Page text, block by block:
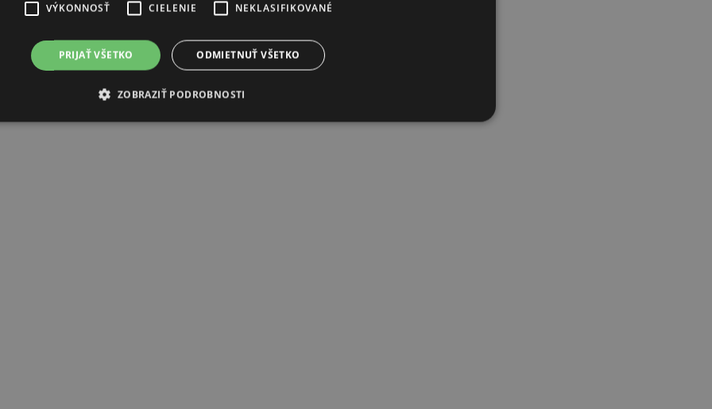
VÝKONNOSŤ CIELENIE NEKLASIFIKOVANÉ
PRIJAŤ VŠETKO ODMIETNUŤ VŠETKO
ZOBRAZIŤ PODROBNOSTI